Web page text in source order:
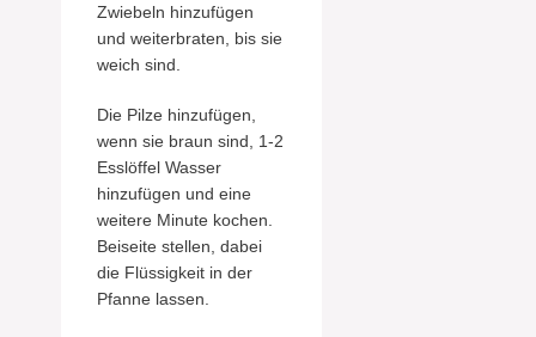
Zwiebeln hinzufügen
und weiterbraten, bis sie
weich sind.
Die Pilze hinzufügen,
wenn sie braun sind, 1-2
Esslöffel Wasser
hinzufügen und eine
weitere Minute kochen.
Beiseite stellen, dabei
die Flüssigkeit in der
Pfanne lassen.